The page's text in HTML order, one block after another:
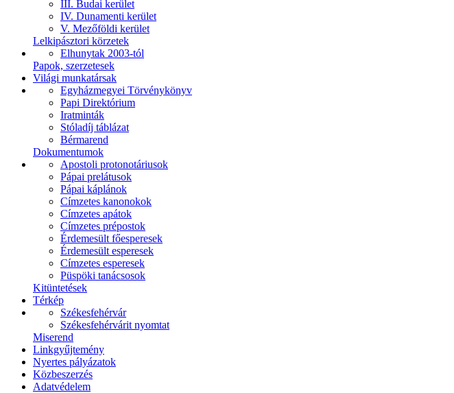
III. Budai kerület
IV. Dunamenti kerület
V. Mezőföldi kerület
Lelkipásztori körzetek
Elhunytak 2003-tól
Papok, szerzetesek
Világi munkatársak
Egyházmegyei Törvénykönyv
Papi Direktórium
Iratminták
Stóladíj táblázat
Bérmarend
Dokumentumok
Apostoli protonotáriusok
Pápai prelátusok
Pápai káplánok
Címzetes kanonokok
Címzetes apátok
Címzetes prépostok
Érdemesült főesperesek
Érdemesült esperesek
Címzetes esperesek
Püspöki tanácsosok
Kitüntetések
Térkép
Székesfehérvár
Székesfehérvárit nyomtat
Miserend
Linkgyűjtemény
Nyertes pályázatok
Közbeszerzés
Adatvédelem